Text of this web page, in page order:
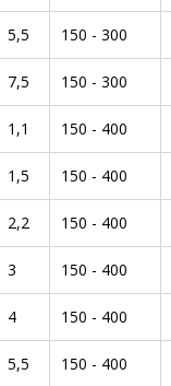
5,5 150 - 300
7,5 150 - 300
1,1 150 - 400
1,5 150 - 400
2,2 150 - 400
3 150 - 400
4 150 - 400
5,5 150 - 400